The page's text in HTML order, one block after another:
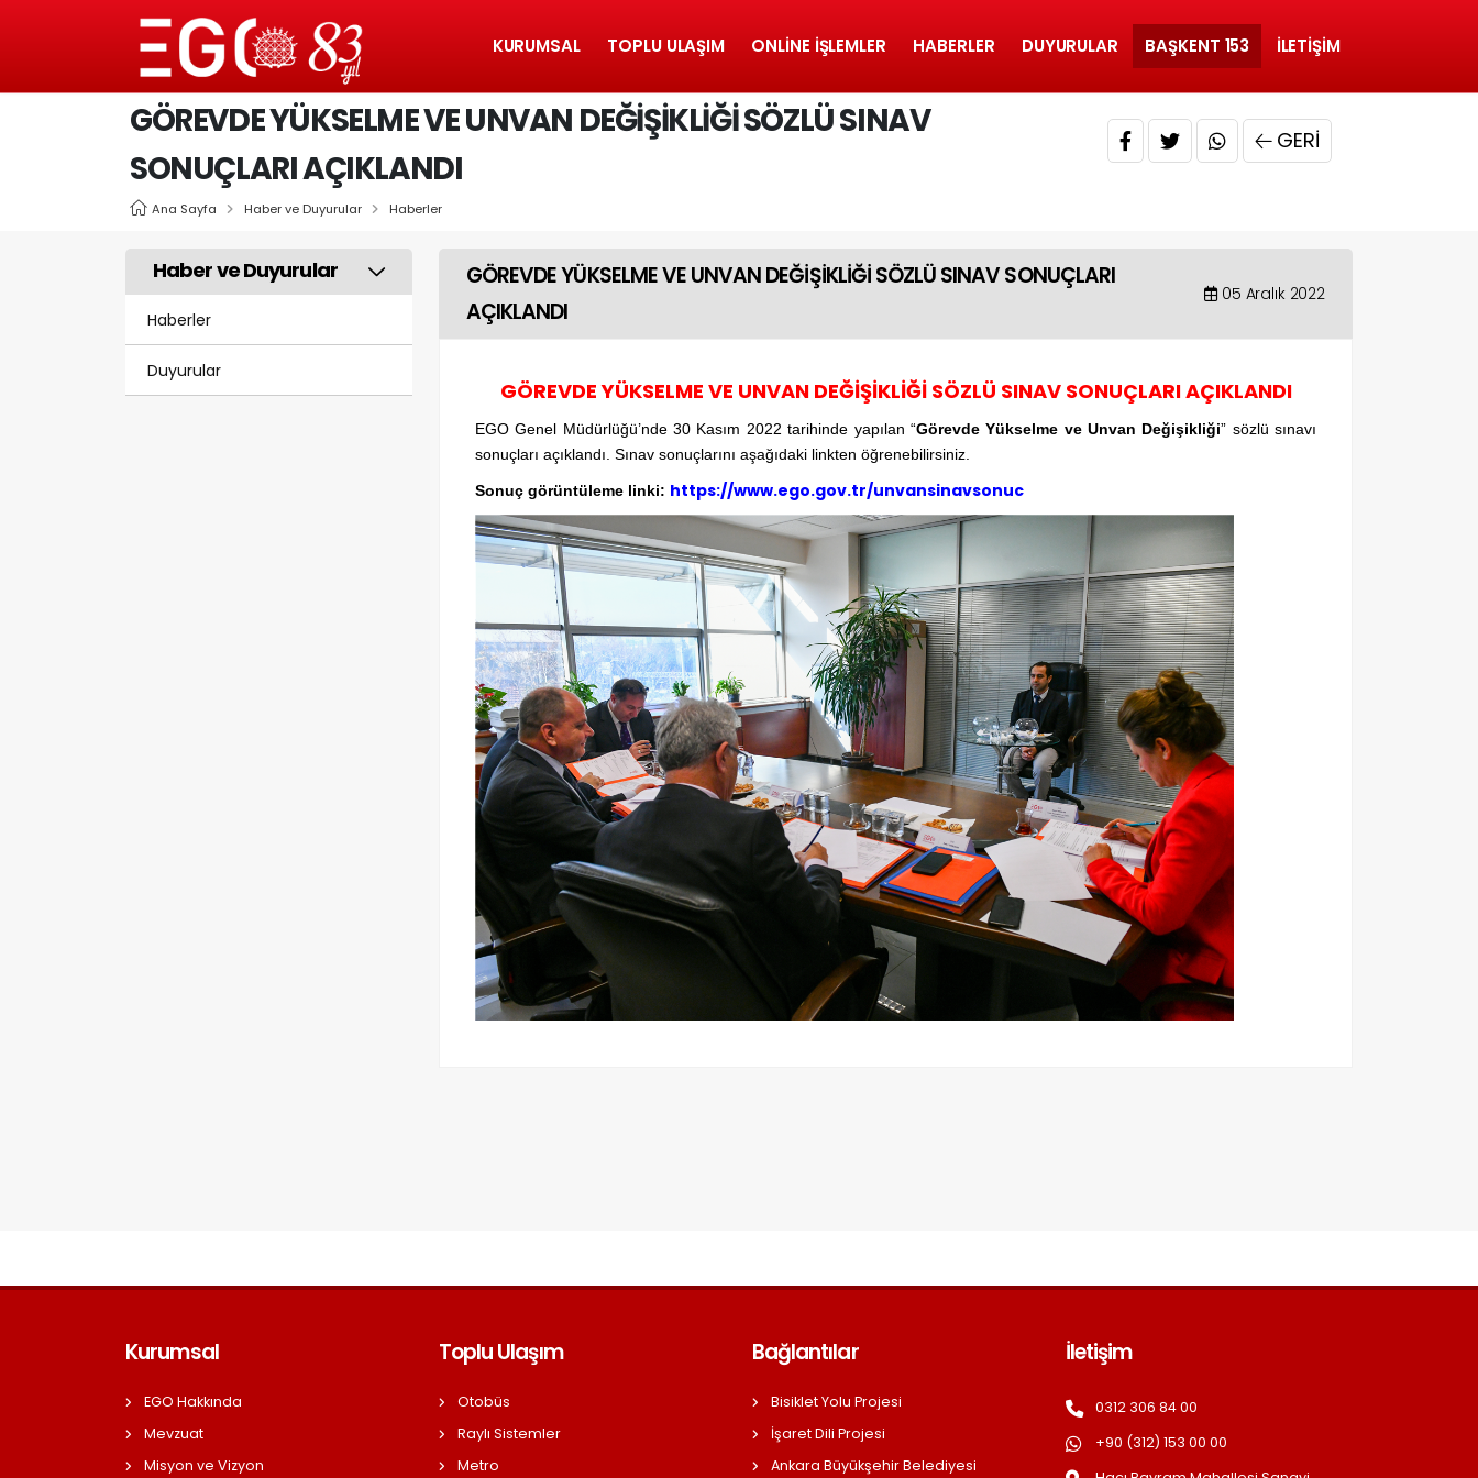
KURUMSAL TOPLU ULAŞIM ONLINE İŞLEMLER HABERLER DUYURULAR BAŞKENT 153 İLETIŞIM
GÖREVDE YÜKSELME VE UNVAN DEĞİŞİKLİĞİ SÖZLÜ SINAV
SONUÇLARI AÇIKLANDI
Ana Sayfa Haber ve Duyurular Haberler
GERI
Haber ve Duyurular
Haberler
Duyurular
GÖREVDE YÜKSELME VE UNVAN DEĞİŞİKLİĞİ SÖZLÜ SINAV SONUÇLARI
AÇIKLANDI
05 Aralık 2022
GÖREVDE YÜKSELME VE UNVAN DEĞİŞİKLİĞİ SÖZLÜ SINAV SONUÇLARI AÇIKLANDI
EGO Genel Müdürlüğü’nde 30 Kasım 2022 tarihinde yapılan “Görevde Yükselme ve Unvan Değişikliği” sözlü sınavı
sonuçları açıklandı. Sınav sonuçlarını aşağıdaki linkten öğrenebilirsiniz.
Sonuç görüntüleme linki: https://www.ego.gov.tr/unvansinavsonuc
Kurumsal
EGO Hakkında
Mevzuat
Misyon ve Vizyon
Toplu Ulaşım
Otobüs
Raylı Sistemler
Metro
Bağlantılar
Bisiklet Yolu Projesi
İşaret Dili Projesi
Ankara Büyükşehir Belediyesi
İletişim
0312 306 84 00
+90 (312) 153 00 00